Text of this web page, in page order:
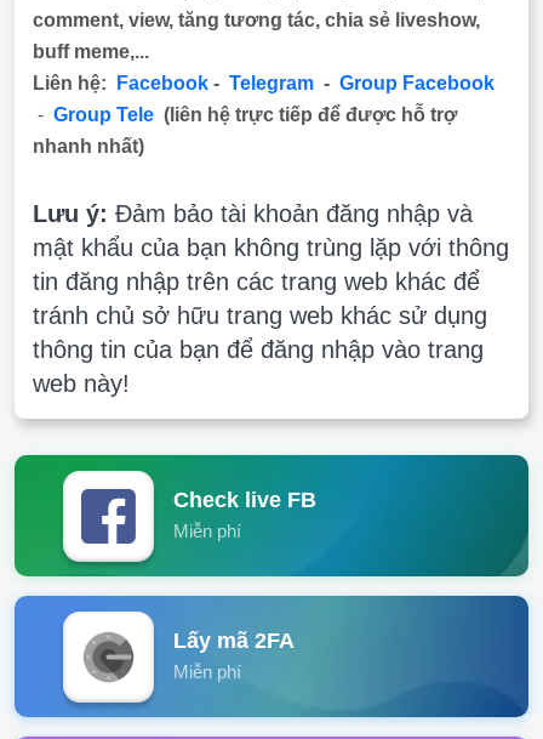
comment, view, tăng tương tác, chia sẻ liveshow,
buff meme,...
Liên hệ:
Facebook - Telegram - Group Facebook
- Group Tele (liên hệ trực tiếp để được hỗ trợ
nhanh nhất)
Lưu ý: Đảm bảo tài khoản đăng nhập và
mật khẩu của bạn không trùng lặp với thông
tin đăng nhập trên các trang web khác để
tránh chủ sở hữu trang web khác sử dụng
thông tin của bạn để đăng nhập vào trang
web này!
Check live FB
Miễn phí
Lấy mã 2FA
Miễn phí